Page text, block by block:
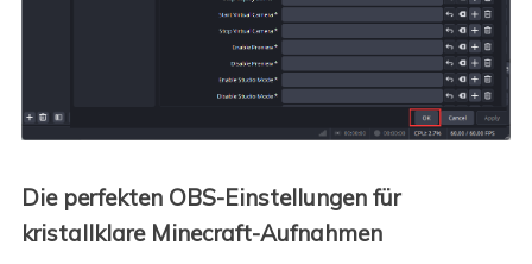
Die perfekten OBS-Einstellungen für
kristallklare Minecraft-Aufnahmen